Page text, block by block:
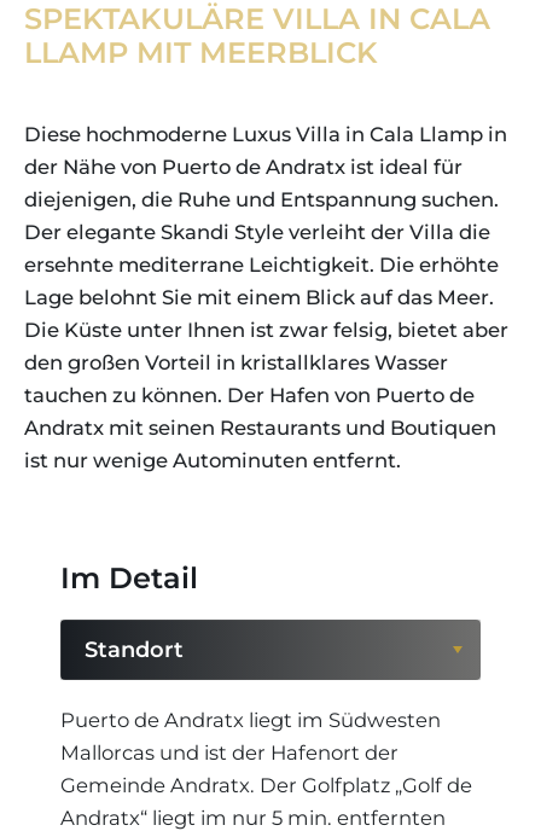
SPEKTAKULÄRE VILLA IN CALA
LLAMP MIT MEERBLICK
Diese hochmoderne Luxus Villa in Cala Llamp in
der Nähe von Puerto de Andratx ist ideal für
diejenigen, die Ruhe und Entspannung suchen.
Der elegante Skandi Style verleiht der Villa die
ersehnte mediterrane Leichtigkeit. Die erhöhte
Lage belohnt Sie mit einem Blick auf das Meer.
Die Küste unter Ihnen ist zwar felsig, bietet aber
den großen Vorteil in kristallklares Wasser
tauchen zu können. Der Hafen von Puerto de
Andratx mit seinen Restaurants und Boutiquen
ist nur wenige Autominuten entfernt.
Im Detail
Standort
Standort
Region
Puerto de Andratx liegt im Südwesten
Mallorcas und ist der Hafenort der
Gemeinde Andratx. Der Golfplatz „Golf de
Andratx“ liegt im nur 5 min. entfernten